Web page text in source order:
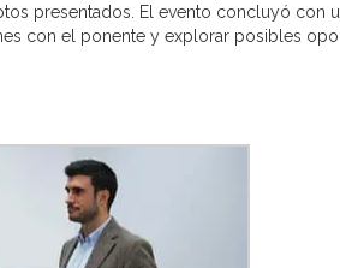
presentados. El evento concluyó con
con el ponente y explorar posibles